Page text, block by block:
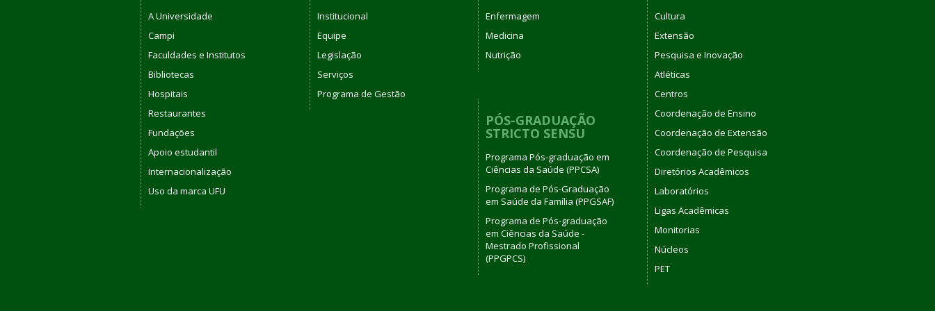
A Universidade
Campi
Faculdades e Institutos
Bibliotecas
Hospitais
Restaurantes
Fundações
Apoio estudantil
Internacionalização
Uso da marca UFU
Institucional
Equipe
Legislação
Serviços
Programa de Gestão
Enfermagem
Medicina
Nutrição
PÓS-GRADUAÇÃO
STRICTO SENSU
Programa Pós-graduação em
Ciências da Saúde (PPCSA)
Programa de Pós-Graduação
em Saúde da Família (PPGSAF)
Programa de Pós-graduação
em Ciências da Saúde -
Mestrado Profissional
(PPGPCS)
Cultura
Extensão
Pesquisa e Inovação
Atléticas
Centros
Coordenação de Ensino
Coordenação de Extensão
Coordenação de Pesquisa
Diretórios Acadêmicos
Laboratórios
Ligas Acadêmicas
Monitorias
Núcleos
PET